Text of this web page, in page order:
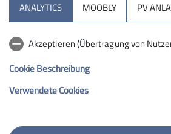
Hirzer vom Gasthof Haneburger
Gestern waren Christoph und ich
nach Kufstein, dann mit dem
ANALYTICS MOOBLY PV
Akzeptieren (Übertragung von
Cookie Beschreibung
Verwendete Cookies